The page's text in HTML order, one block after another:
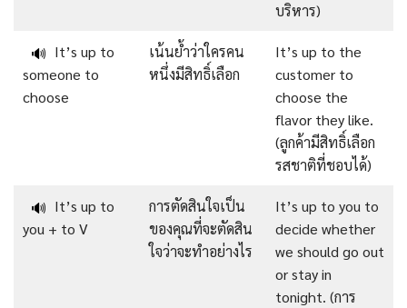
บริหาร)
🔊 It’s up to
someone to
choose
เน้นย้ำว่าใครคน
หนึ่งมีสิทธิ์เลือก
It’s up to the
customer to
choose the
flavor they like.
(ลูกค้ามีสิทธิ์เลือก
รสชาติที่ชอบได้)
🔊 It’s up to
you + to V
การตัดสินใจเป็น
ของคุณที่จะตัดสิน
ใจว่าจะทำอย่างไร
It’s up to you to
decide whether
we should go out
or stay in
tonight. (การ